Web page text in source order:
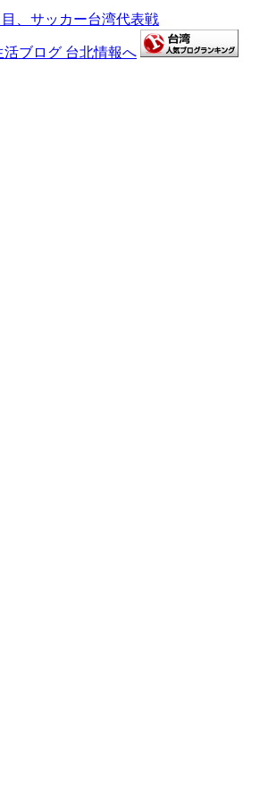
目、サッカー台湾代表戦